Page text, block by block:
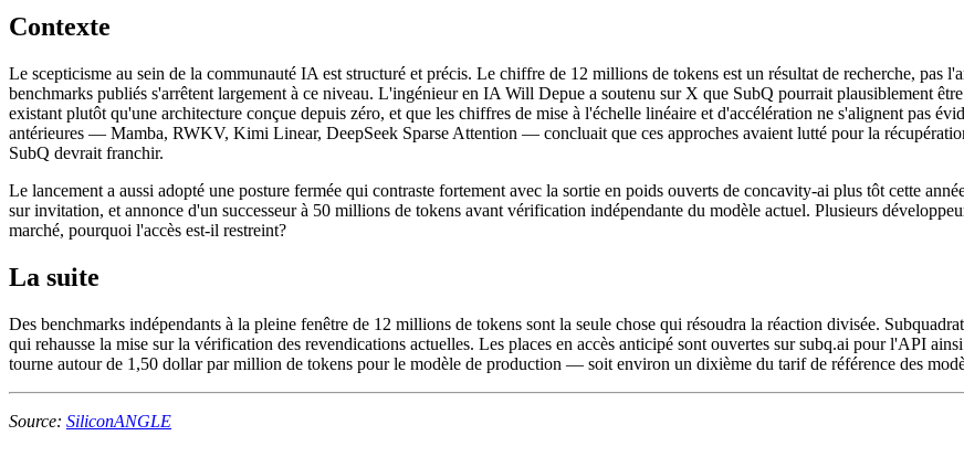
Contexte
Le scepticisme au sein de la communauté IA est structuré et précis. Le chiffre de 12 millions de tokens est un résultat de recherche,
benchmarks publiés s'arrêtent largement à ce niveau. L'ingénieur en IA Will Depue a soutenu sur X que SubQ pourrait plausiblement
existant plutôt qu'une architecture conçue depuis zéro, et que les chiffres de mise à l'échelle linéaire et d'accélération ne s'alignent pas
antérieures — Mamba, RWKV, Kimi Linear, DeepSeek Sparse Attention — concluait que ces approches avaient lutté pour la
SubQ devrait franchir.
Le lancement a aussi adopté une posture fermée qui contraste fortement avec la sortie en poids ouverts de concavity-ai plus tôt cette
sur invitation, et annonce d'un successeur à 50 millions de tokens avant vérification indépendante du modèle actuel. Plusieurs
marché, pourquoi l'accès est-il restreint?
La suite
Des benchmarks indépendants à la pleine fenêtre de 12 millions de tokens sont la seule chose qui résoudra la réaction divisée.
qui rehausse la mise sur la vérification des revendications actuelles. Les places en accès anticipé sont ouvertes sur subq.ai pour l'API
tourne autour de 1,50 dollar par million de tokens pour le modèle de production — soit environ un dixième du tarif de référence des
Source: SiliconANGLE